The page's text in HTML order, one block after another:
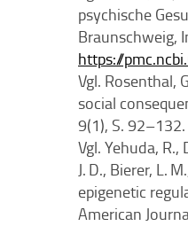
psychische
Braunschweig,
https://
Vgl. Rosenthal,
social
9(1), S. 92–132.
Vgl. Yehuda, R.,
J. D., Bierer, L.
epigenetic
American